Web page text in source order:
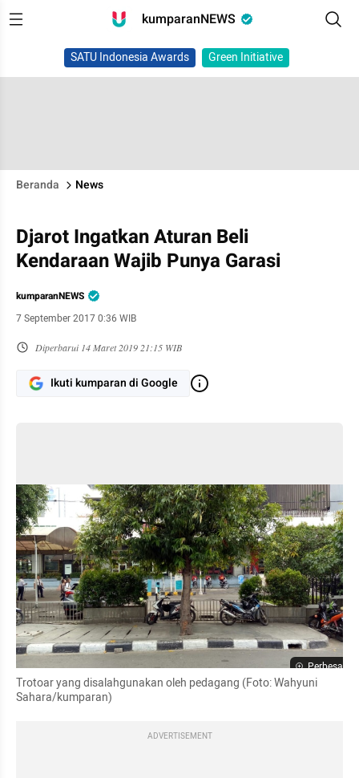
kumparanNEWS
SATU Indonesia Awards Green Initiative
Beranda News
Djarot Ingatkan Aturan Beli
Kendaraan Wajib Punya Garasi
kumparanNEWS
7 September 2017 0:36 WIB
Diperbarui 14 Maret 2019 21:15 WIB
Ikuti kumparan di Google
Perbesar
Trotoar yang disalahgunakan oleh pedagang (Foto: Wahyuni
Sahara/kumparan)
ADVERTISEMENT